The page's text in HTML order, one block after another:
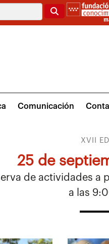
Buscar
Comunicación
XVII
25 de
de actividades a
a las